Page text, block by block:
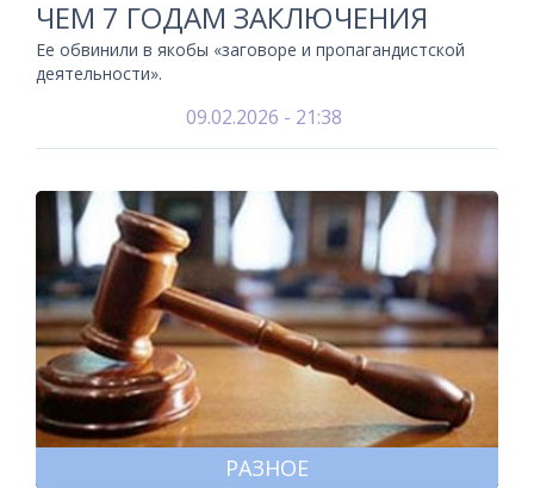
ЧЕМ 7 ГОДАМ ЗАКЛЮЧЕНИЯ
Ее обвинили в якобы «заговоре и пропагандистской
деятельности».
09.02.2026 - 21:38
РАЗНОЕ